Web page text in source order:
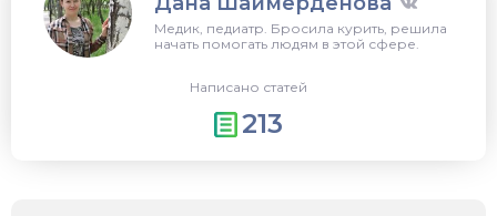
Медик, педиатр. Бросила курить, решила
начать помогать людям в этой сфере.
Написано статей
213